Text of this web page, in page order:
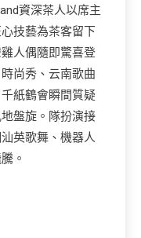
資深茶人以席主
技藝為茶客留下
人偶隨即驚喜登
尚秀、云南歌曲
紙鶴會瞬間質疑
盤旋。隊扮演接
英歌舞、機器人
。